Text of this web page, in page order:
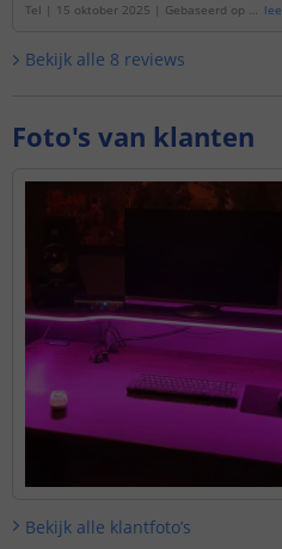
Tel | 15 oktober 2025 | Gebaseerd op de
Bekijk alle 8 reviews
Foto's van klanten
Bekijk alle klantfoto’s